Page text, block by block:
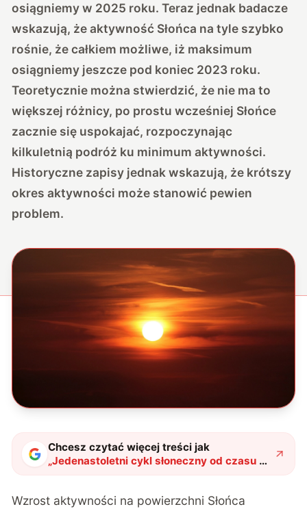
osiągniemy w 2025 roku. Teraz jednak badacze
wskazują, że aktywność Słońca na tyle szybko
rośnie, że całkiem możliwe, iż maksimum
osiągniemy jeszcze pod koniec 2023 roku.
Teoretycznie można stwierdzić, że nie ma to
większej różnicy, po prostu wcześniej Słońce
zacznie się uspokajać, rozpoczynając
kilkuletnią podróż ku minimum aktywności.
Historyczne zapisy jednak wskazują, że krótszy
okres aktywności może stanowić pewien
problem.
Chcesz czytać więcej treści jak
„Jedenastoletni cykl słoneczny od czasu do
czasu ulega skróceniu. To może
Wzrost aktywności na powierzchni Słońca